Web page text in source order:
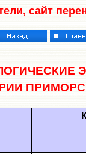
сайт